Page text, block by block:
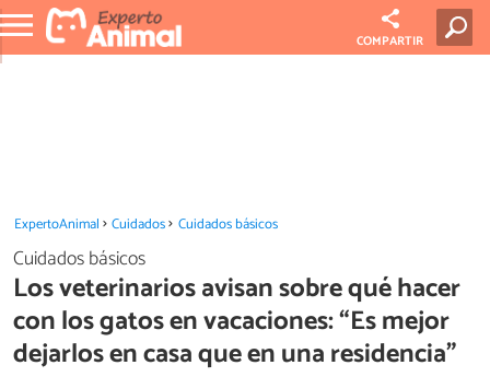
COMPARTIR
ExpertoAnimal Cuidados Cuidados básicos
Cuidados básicos
Los veterinarios avisan sobre qué hacer
con los gatos en vacaciones: “Es mejor
dejarlos en casa que en una residencia”